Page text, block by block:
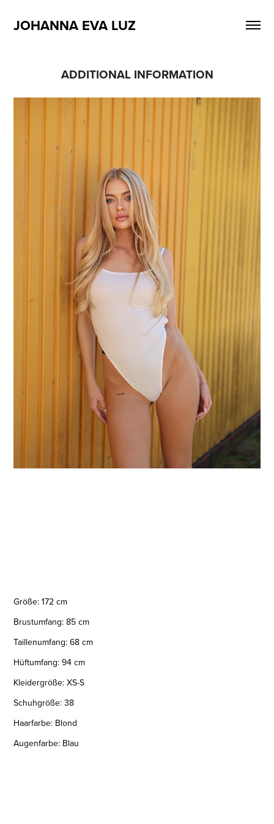
JOHANNA EVA LUZ
ADDITIONAL INFORMATION
Größe: 172 cm
Brustumfang: 85 cm
Taillenumfang: 68 cm
Hüftumfang: 94 cm
Kleidergröße: XS-S
Schuhgröße: 38
Haarfarbe: Blond
Augenfarbe: Blau